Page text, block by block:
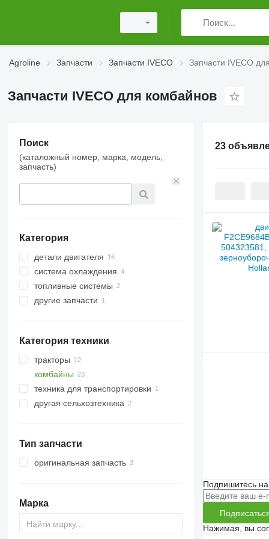
Agroline Запчасти Запчасти IVECO Запчасти IVECO
Запчасти IVECO для комбайнов
Поиск
(каталожный номер, марка, модель,
запчасть)
Категория
детали двигателя
двигатели
маслозаливные горловины
картеры двигателя
система охлаждения
патрубки
помпы охлаждения двигателя
топливные системы
топливные шланги
другие запчасти
Категория техники
тракторы
тракторы колесные
комбайны
зерноуборочные комбайны
техника для транспортировки
другая сельхозтехника
Тип запчасти
оригинальная запчасть
Марка
23
Подпишитесь
Нажимая, вы